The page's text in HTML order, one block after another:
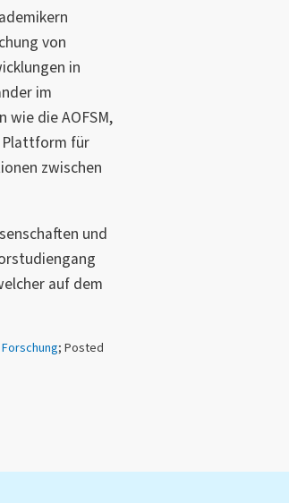
von
in
im
wie die AOFSM,
für
zwischen
und
auf dem
Forschung; Posted